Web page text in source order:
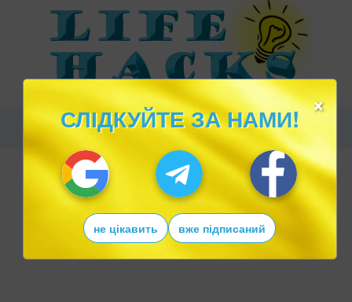
×
СЛІДКУЙТЕ ЗА НАМИ!
не цікавить вже підписаний